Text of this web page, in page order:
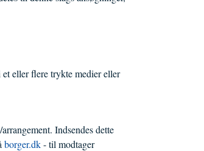
eller flere trykte medier eller
Indsendes dette
borger.dk- til modtager